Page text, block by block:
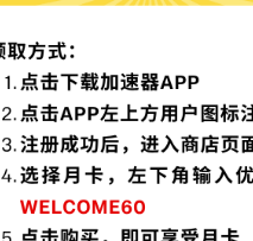
夏时VPN的特色